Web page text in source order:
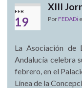
FEB
19
XIII
Por FEDADi
La Asociación de
Andalucía celebra
febrero , en el
Línea de la